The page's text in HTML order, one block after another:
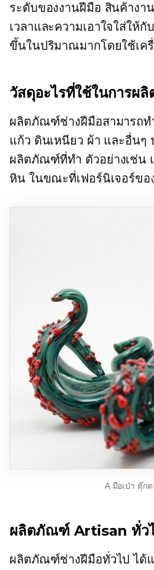
ระดับของงานฝีมือ สินค้าง
เวลาและความเอาใจใส่ให้
ขึ้นในปริมาณมากโดยใช้เค
วัสดุอะไรที่ใช้ในการ
ผลิตภัณฑ์ช่างฝีมือสามารถท
แก้ว ดินเหนียว ผ้า และอื่นๆ
ผลิตภัณฑ์ที่ทำ ตัวอย่างเช่น
หิน ในขณะที่เฟอร์นิเจอร์ขอ
A มือเป่า ตุ๊กต
ผลิตภัณฑ์ Artisan ทั่วไ
ผลิตภัณฑ์ช่างฝีมือทั่วไป ได้แ